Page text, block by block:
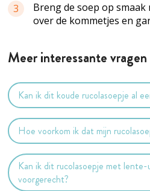
3
Breng de soep op
over de kommetjes en
Meer interessante vragen
Kan ik dit koude rucolasoepje al
Hoe voorkom ik dat mijn
Kan ik dit rucolasoepje met lente-
voorgerecht?